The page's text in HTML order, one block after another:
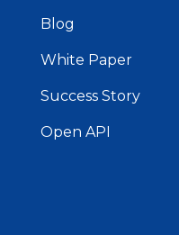
Blog
White Paper
Success Story
Open API